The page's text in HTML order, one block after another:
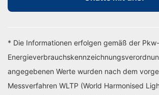
* Die Informationen erfolgen gemäß der Pkw-
angegebenen Werte wurden nach dem
Messverfahren WLTP (World Harmonised